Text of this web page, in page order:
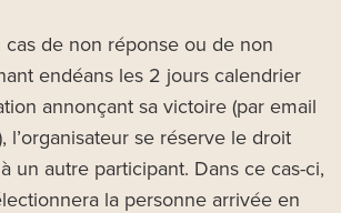
cas de non réponse ou de non
endéans les 2 jours calendrier
annonçant sa victoire (par email
l’organisateur se réserve le droit
un autre participant. Dans ce cas-ci,
la personne arrivée en